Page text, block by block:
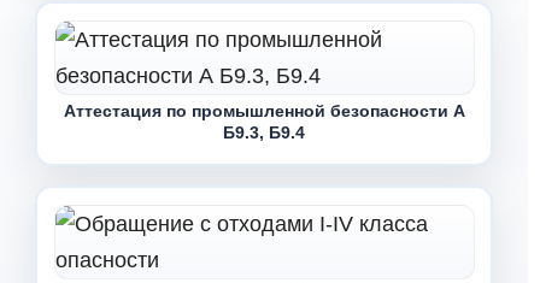
Аттестация по промышленной безопасности А
Б9.3, Б9.4